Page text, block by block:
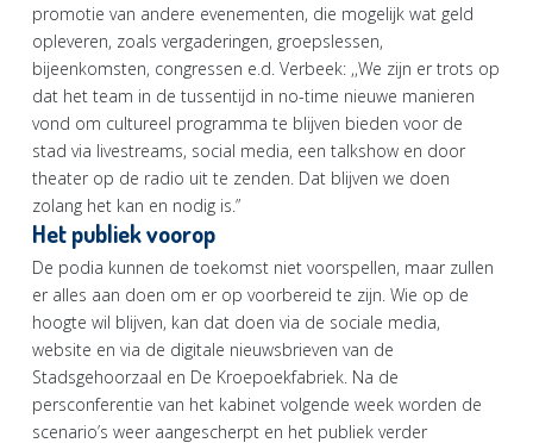
promotie van andere evenementen, die mogelijk wat geld
opleveren, zoals vergaderingen, groepslessen,
bijeenkomsten, congressen e.d. Verbeek: ,,We zijn er trots op
dat het team in de tussentijd in no-time nieuwe manieren
vond om cultureel programma te blijven bieden voor de
stad via livestreams, social media, een talkshow en door
theater op de radio uit te zenden. Dat blijven we doen
zolang het kan en nodig is.”
Het publiek voorop
De podia kunnen de toekomst niet voorspellen, maar zullen
er alles aan doen om er op voorbereid te zijn. Wie op de
hoogte wil blijven, kan dat doen via de sociale media,
website en via de digitale nieuwsbrieven van de
Stadsgehoorzaal en De Kroepoekfabriek. Na de
persconferentie van het kabinet volgende week worden de
scenario’s weer aangescherpt en het publiek verder